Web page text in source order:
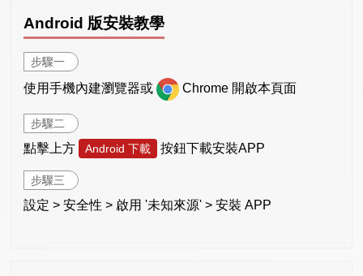
Android 版安裝教學
步驟一
使用手機內建瀏覽器或 Chrome 開啟本頁面
步驟二
點擊上方 Android 下載 按鈕下載安裝APP
步驟三
設定 > 安全性 > 啟用 '未知來源' > 安裝 APP